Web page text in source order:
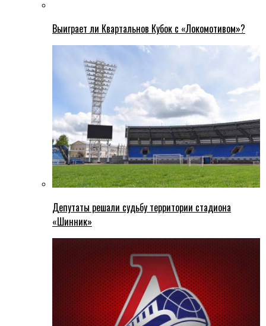
Выиграет ли Квартальнов Кубок с «Локомотивом»?
Депутаты решали судьбу территории стадиона
«Шинник»